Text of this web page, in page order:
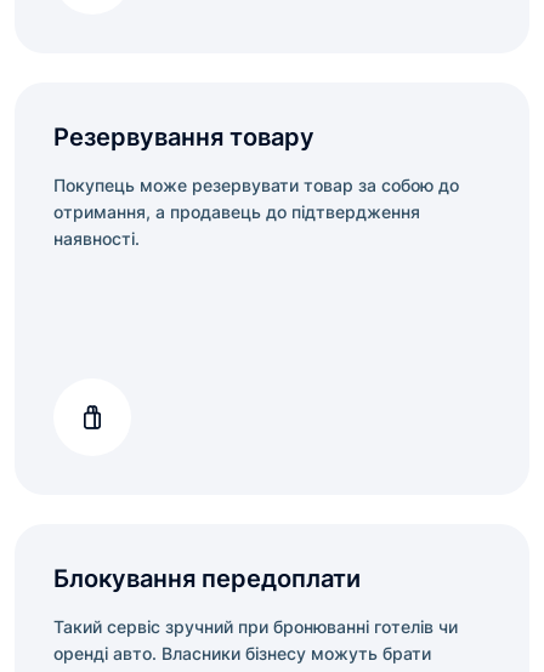
Резервування товару
Покупець може резервувати товар за собою до
отримання, а продавець до підтвердження
наявності.
Блокування передоплати
Такий сервіс зручний при бронюванні готелів чи
оренді авто. Власники бізнесу можуть брати